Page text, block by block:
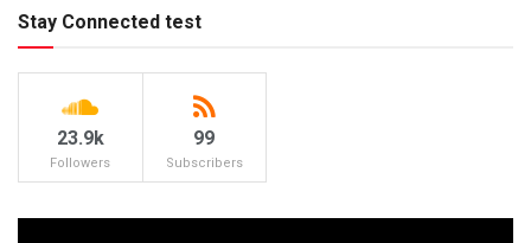
Stay Connected test
23.9k
Followers
99
Subscribers